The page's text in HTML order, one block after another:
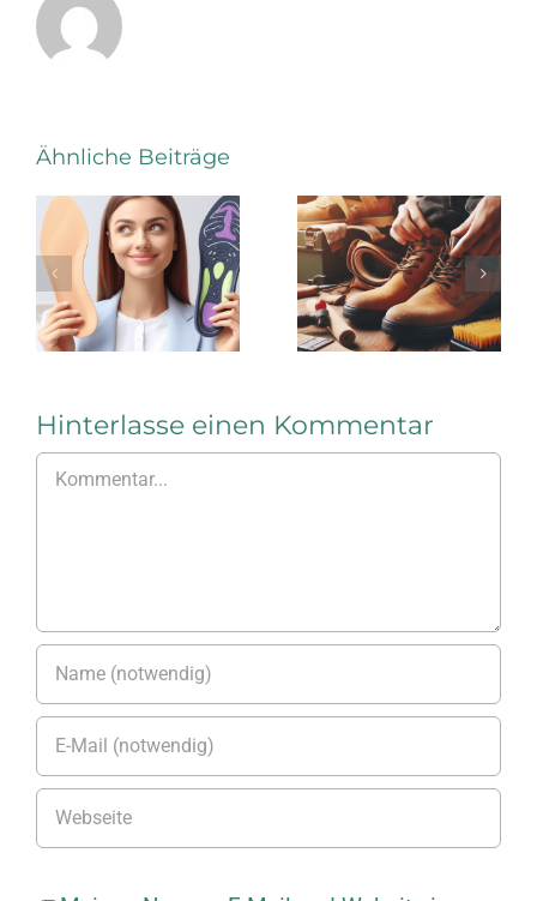
Ähnliche Beiträge
Wann
sind
welche
Einlagen
sinnvoll?
„Tipps &
Tricks für
die
Pflege
von
Hinterlasse einen Kommentar
Kommentar